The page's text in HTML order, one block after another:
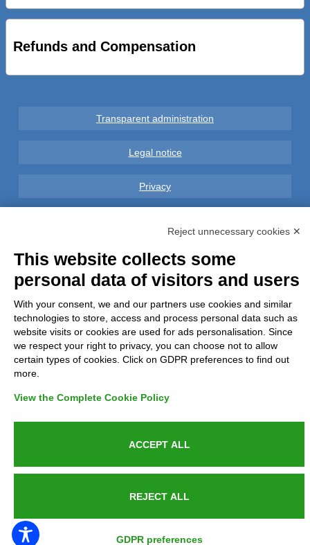
PUBLIC SERVICE ANNOUNCEMENT
AL VIA SERVIZIO DI BIKE SHARING A POTENZA CON
VAIMOO PER UTENTI FAL SCONTI SULL’UTILIZZO DELLE
Refunds and Compensation
Transparent administration
Legal notice
Privacy
Complaints
Refunds and Indemnities
Contacts
Azienda certificata UNI EN ISO 9001:2015
P.IVA 05538100727 - C.so Italia n.8 70123, BARI
Reject unnecessary cookies ✕
This website collects some
personal data of visitors and users
With your consent, we and our partners use cookies and similar
technologies to store, access and process personal data such as
website visits or cookies are used for ads personalisation. Since
we respect your right to privacy, you can choose not to allow
certain types of cookies. Click on GDPR preferences to find out
more.
View the Complete Cookie Policy
ACCEPT ALL
REJECT ALL
GDPR preferences